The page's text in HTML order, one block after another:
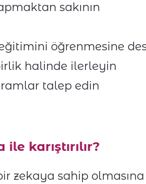
sakının
öğrenmesine
halinde ilerleyin
talep edin
karıştırılır?
zekaya sahip